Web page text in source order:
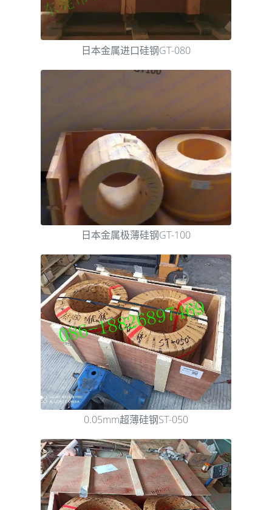
日本金属进口硅钢GT-080
日本金属极薄硅钢GT-100
0.05mm超薄硅钢ST-050